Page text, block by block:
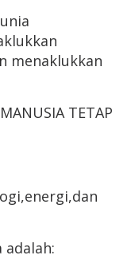
menaklukkan
TETAP